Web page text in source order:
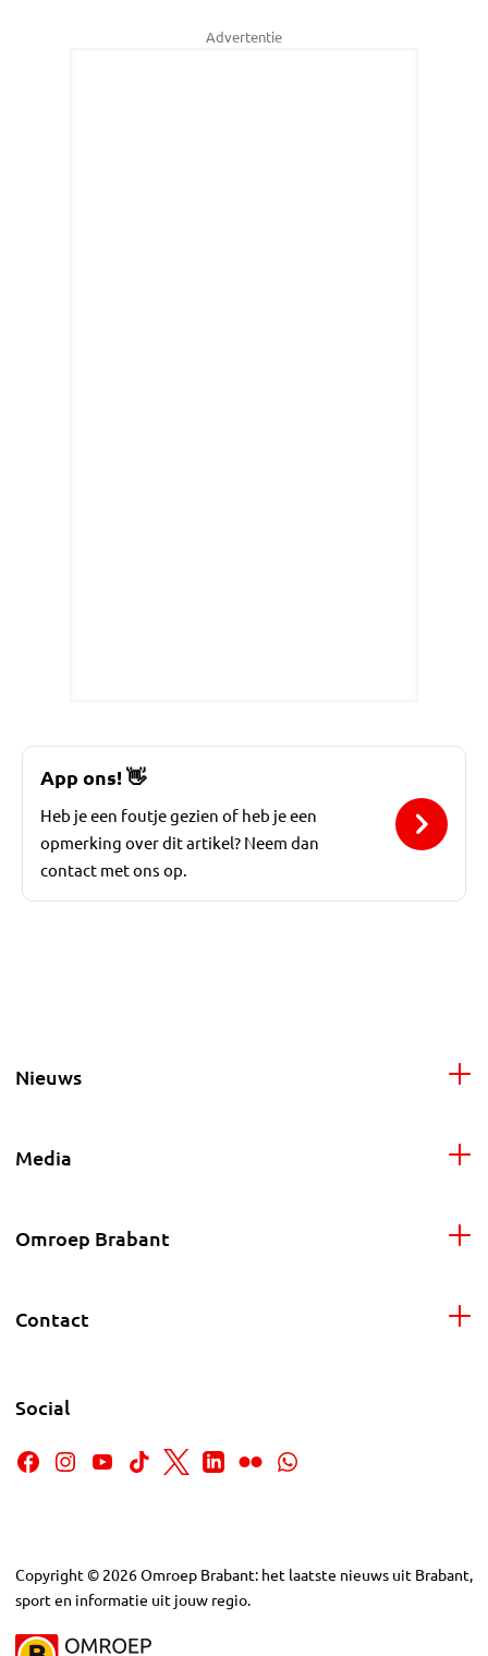
Advertentie
App ons!👋
Heb je een foutje gezien of heb je een
opmerking over dit artikel? Neem dan
contact met ons op.
Nieuws
Media
Omroep Brabant
Contact
Social
Copyright © 2026Omroep Brabant: het laatste nieuws uit Brabant,
sport en informatie uit jouw regio.